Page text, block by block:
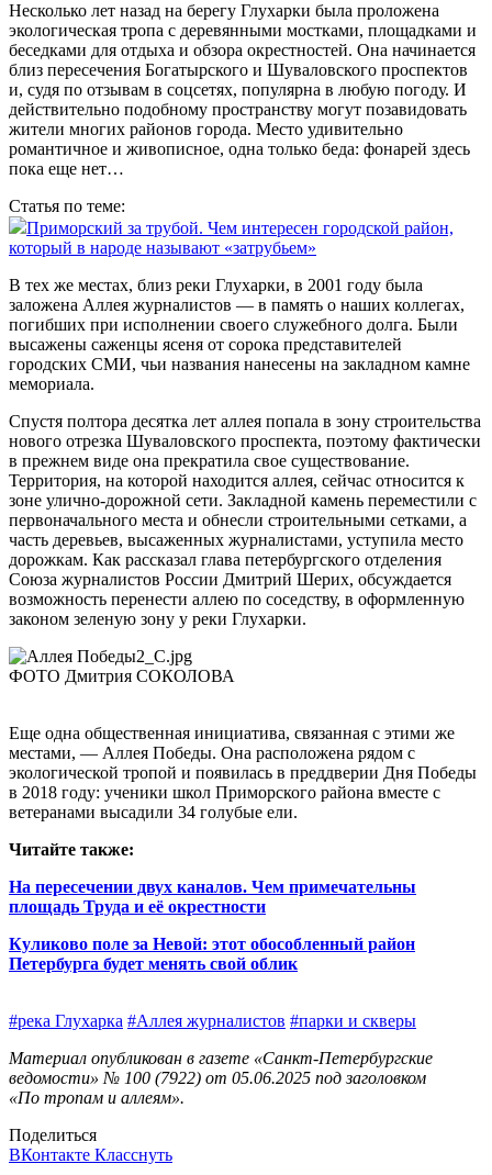
Несколько лет назад на берегу Глухарки была проложена
экологическая тропа с деревянными мостками, площадками и
беседками для отдыха и обзора окрестностей. Она начинается
близ пересечения Богатырского и Шуваловского проспектов
и, судя по отзывам в соцсетях, популярна в любую погоду. И
действительно подобному пространству могут позавидовать
жители многих районов города. Место удивительно
романтичное и живописное, одна только беда: фонарей здесь
пока еще нет…
Статья по теме:
Приморский за трубой. Чем интересен городской район,
который в народе называют «затрубьем»
В тех же местах, близ реки Глухарки, в 2001 году была
заложена Аллея журналистов — в память о наших коллегах,
погибших при исполнении своего служебного долга. Были
высажены саженцы ясеня от сорока представителей
городских СМИ, чьи названия нанесены на закладном камне
мемориала.
Спустя полтора десятка лет аллея попала в зону строительства
нового отрезка Шуваловского проспекта, поэтому фактически
в прежнем виде она прекратила свое существование.
Территория, на которой находится аллея, сейчас относится к
зоне улично-дорожной сети. Закладной камень переместили с
первоначального места и обнесли строительными сетками, а
часть деревьев, высаженных журналистами, уступила место
дорожкам. Как рассказал глава петербургского отделения
Союза журналистов России Дмитрий Шерих, обсуждается
возможность перенести аллею по соседству, в оформленную
законом зеленую зону у реки Глухарки.
ФОТО Дмитрия СОКОЛОВА
Еще одна общественная инициатива, связанная с этими же
местами, — Аллея Победы. Она расположена рядом с
экологической тропой и появилась в преддверии Дня Победы
в 2018 году: ученики школ Приморского района вместе с
ветеранами высадили 34 голубые ели.
Читайте также:
На пересечении двух каналов. Чем примечательны
площадь Труда и её окрестности
Куликово поле за Невой: этот обособленный район
Петербурга будет менять свой облик
#река Глухарка #Аллея журналистов #парки и скверы
Материал опубликован в газете «Санкт-Петербургские
ведомости» № 100 (7922) от 05.06.2025 под заголовком
«По тропам и аллеям».
Поделиться
ВКонтакте Класснуть